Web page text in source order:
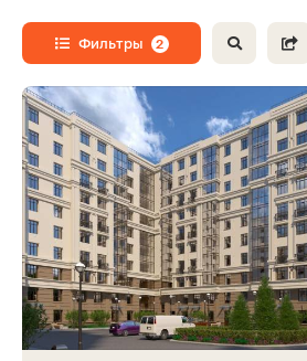
Фильтры 2